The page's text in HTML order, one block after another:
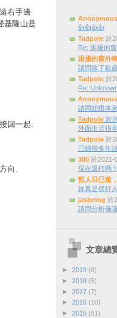
右手邊
基隆山是
回一起.
向.
Anonymous
👍👍👍👍
Tadpole於
Re: 困擾的
困擾的窗外
請問除了殺
Tadpole於
Re:
Anonymous
請問頭燈本
Tadpole於
外面生活很
Tadpole於
已經很多年
300於2021-
現在還打嗎？
哲人日已遠
妳真是個好人
jasbeing 於
請問分析儀
文章總
► 2019 (6)
► 2018 (5)
► 2017 (7)
► 2016 (10)
► 2015 (51)